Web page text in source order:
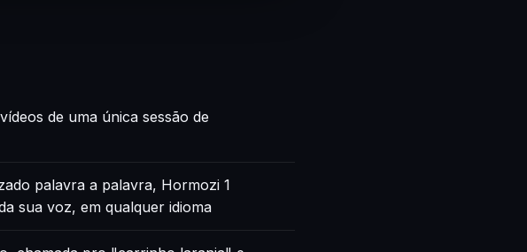
de uma única sessão de
palavra a palavra, Hormozi 1
sua voz, em qualquer idioma